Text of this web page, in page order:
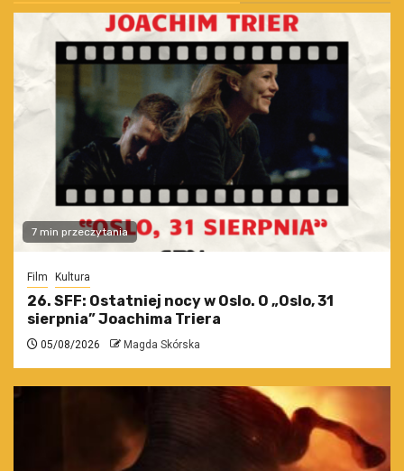
7 min przeczytania
Film Kultura
26. SFF: Ostatniej nocy w Oslo. O „Oslo, 31
sierpnia” Joachima Triera
05/08/2026 Magda Skórska